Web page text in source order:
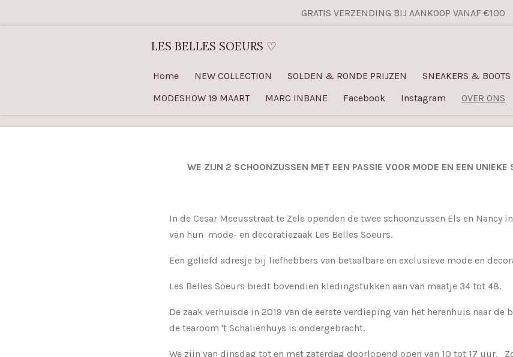
GRATIS VERZENDING BIJ AANKOOP VANAF €100
LES BELLES SOEURS ♡
Home NEW COLLECTION SOLDEN & RONDE PRIJZEN SNEAKERS & BOOTS
MODESHOW 19 MAART
MARC INBANE Facebook Instagram OVER ONS
WE ZIJN 2 SCHOONZUSSEN MET EEN PASSIE VOOR MODE EN EEN UNIEKE
In de Cesar Meeusstraat te Zele openden de twee schoonzussen Els en Nancy
van hun mode- en decoratiezaak Les Belles Soeurs.
Een geliefd adresje bij liefhebbers van betaalbare en exclusieve mode en
Les Belles Soeurs biedt bovendien kledingstukken aan van maatje 34 tot 48.
De zaak verhuisde in 2019 van de eerste verdieping van het herenhuis naar de
de tearoom 't Schaliënhuys is ondergebracht.
We zijn van dinsdag tot en met zaterdag doorlopend open van 10 tot 17 uur.